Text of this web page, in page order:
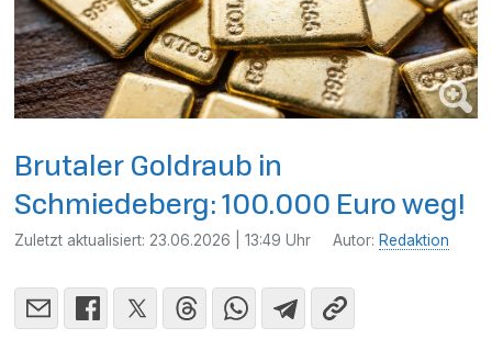
Brutaler Goldraub in
Schmiedeberg: 100.000 Euro weg!
Zuletzt aktualisiert: 23.06.2026 | 13:49 Uhr Autor: Redaktion